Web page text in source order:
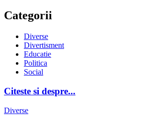
Categorii
Diverse
Divertisment
Educatie
Politica
Social
Citeste si despre...
Diverse